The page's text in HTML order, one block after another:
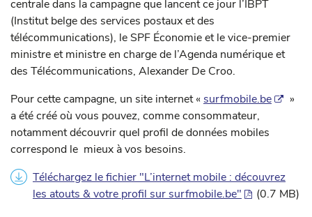
centrale dans la campagne que lancent ce jour l’IBPT
(Institut belge des services postaux et des
télécommunications), le SPF Économie et le vice-premier
ministre et ministre en charge de l’Agenda numérique et
des Télécommunications, Alexander De Croo.
Pour cette campagne, un site internet « surfmobile.be
»
a été créé où vous pouvez, comme consommateur,
notamment découvrir quel profil de données mobiles
correspond le mieux à vos besoins.
Téléchargez le fichier "L’internet mobile : découvrez
les atouts & votre profil sur surfmobile.be"
(0.7 MB)